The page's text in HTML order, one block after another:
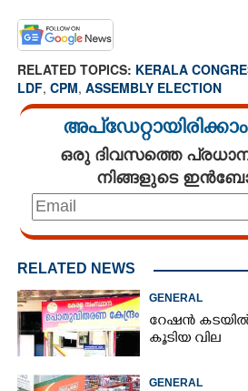
RELATED TOPICS: KERALA
LDF, CPM, ASSEMBLY ELECTION
ഒരു ദിവസത്തെ
നിങ്ങളുടെ
RELATED NEWS
GENERAL
റേഷൻ
കൂടിയ വില
GENERAL